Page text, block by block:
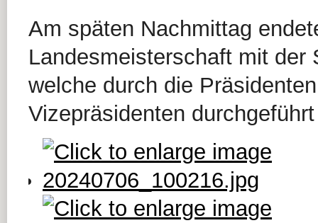
Am späten Nachmittag
Landesmeisterschaft mit der
welche durch die
Vizepräsidenten